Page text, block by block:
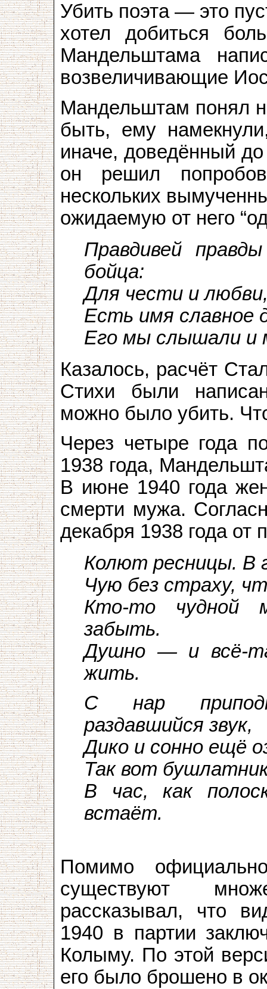
Убить поэта — это
хотел добиться
Мандельштама
возвеличивающие
Мандельштам понял
быть, ему
иначе, доведённый
он решил
нескольких
ожидаемую от него
Правдивей
бойца:
Для чести и
Есть имя
Его мы слышали и
Казалось, расчёт
Стихи были
можно было убить.
Через четыре года
1938 года,
В июне 1940 года
смерти мужа.
декабря 1938 года от
Колют ресницы. В
Чую без страху,
Кто-то чудной
забыть.
Душно — и всё-
жить.
С нар
раздавшийся звук,
Дико и сонно ещё
Так вот
В час, как
встаёт.
Помимо
существуют
рассказывал, что
1940 в партии
Колыму. По этой
его было брошено в